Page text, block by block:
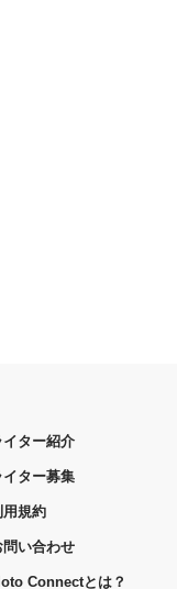
イター紹介
イター募集
用規約
問い合わせ
Connectとは？